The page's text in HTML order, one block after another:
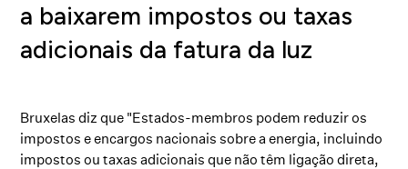
a baixarem impostos ou taxas
adicionais da fatura da luz
Bruxelas diz que "Estados-membros podem reduzir os
impostos e encargos nacionais sobre a energia, incluindo
impostos ou taxas adicionais que não têm ligação direta,